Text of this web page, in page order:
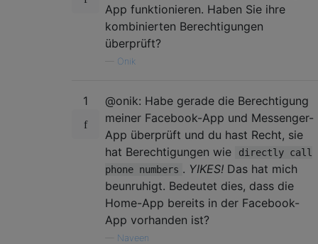
App funktionieren. Haben Sie ihre
kombinierten Berechtigungen
überprüft?
Onik
1
@onik: Habe gerade die Berechtigung
meiner Facebook-App und Messenger-
App überprüft und du hast Recht, sie
hat Berechtigungen wie
directly call
phone numbers . YIKES! Das hat mich
beunruhigt. Bedeutet dies, dass die
Home-App bereits in der Facebook-
App vorhanden ist?
Naveen